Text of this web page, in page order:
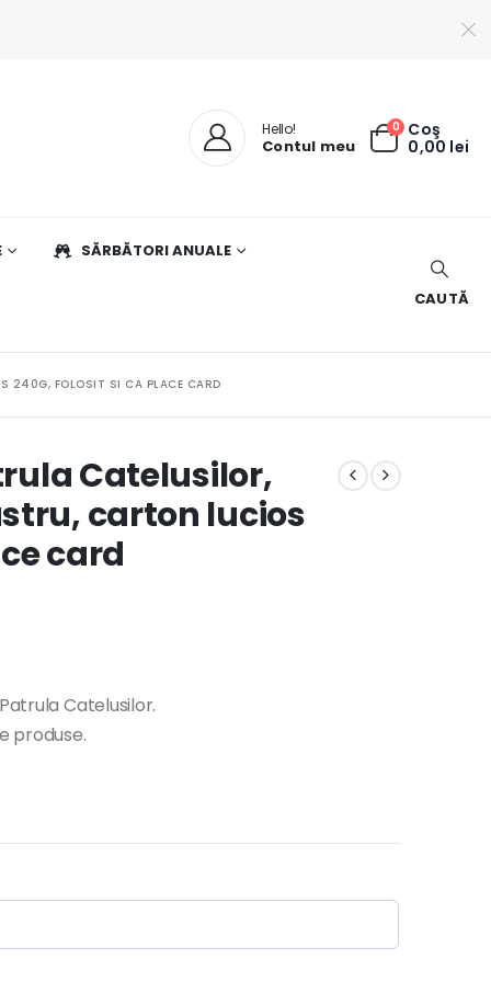
Hello!
Contul meu
0 Coş
0,00 lei
SĂRBĂTORI ANUALE
CAUTĂ
240G, FOLOSIT SI CA PLACE CARD
Catelusilor,
carton lucios
card
Catelusilor.
produse.